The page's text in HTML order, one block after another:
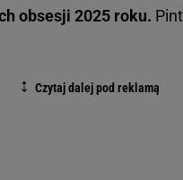
obsesji 2025 roku.